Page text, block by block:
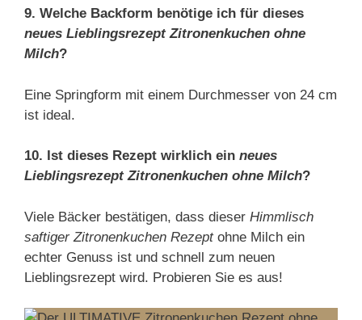
9. Welche Backform benötige ich für dieses
neues Lieblingsrezept Zitronenkuchen ohne
Milch?
Eine Springform mit einem Durchmesser von 24 cm
ist ideal.
10. Ist dieses Rezept wirklich ein neues
Lieblingsrezept Zitronenkuchen ohne Milch?
Viele Bäcker bestätigen, dass dieser Himmlisch
saftiger Zitronenkuchen Rezeptohne Milch ein
echter Genuss ist und schnell zum neuen
Lieblingsrezept wird. Probieren Sie es aus!